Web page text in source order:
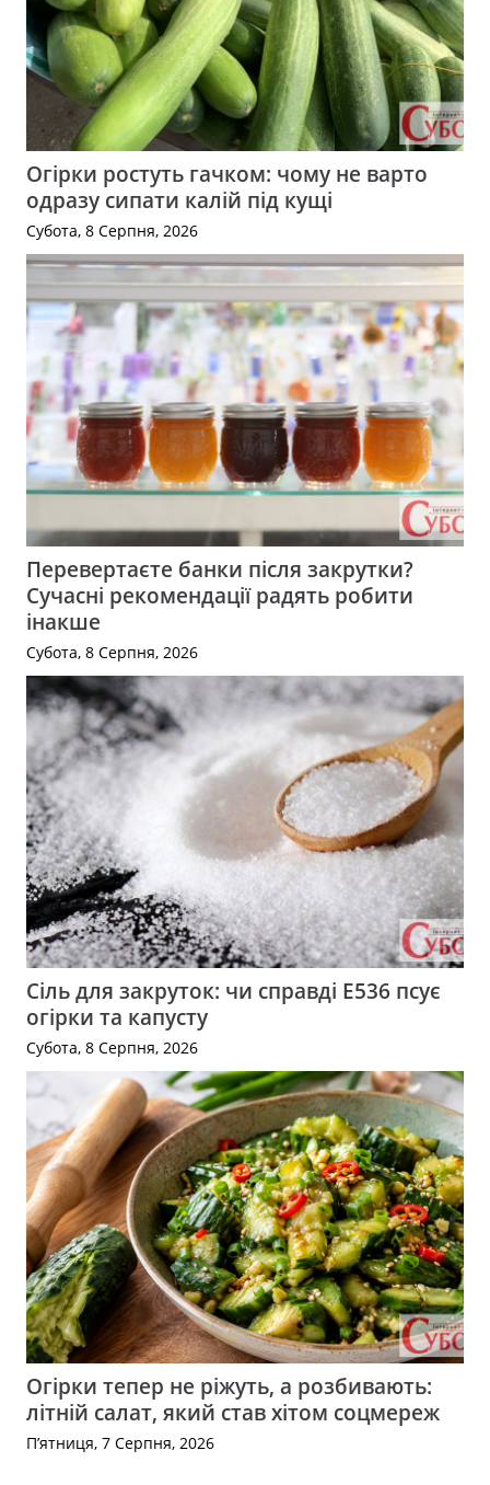
Огірки ростуть гачком: чому не варто
одразу сипати калій під кущі
Субота, 8 Серпня, 2026
Перевертаєте банки після закрутки?
Сучасні рекомендації радять робити
інакше
Субота, 8 Серпня, 2026
Сіль для закруток: чи справді Е536 псує
огірки та капусту
Субота, 8 Серпня, 2026
Огірки тепер не ріжуть, а розбивають:
літній салат, який став хітом соцмереж
П’ятниця, 7 Серпня, 2026